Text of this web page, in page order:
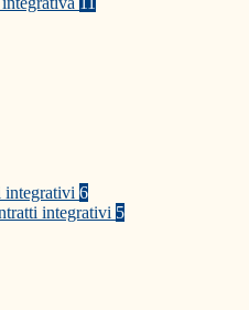
integrativi 6
integrativi 5